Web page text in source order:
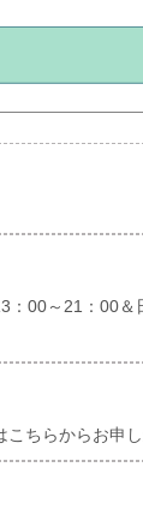
00～21：00
こちらからお申